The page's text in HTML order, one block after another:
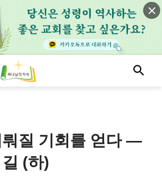
뤄질 기회를 얻다 —
(하)